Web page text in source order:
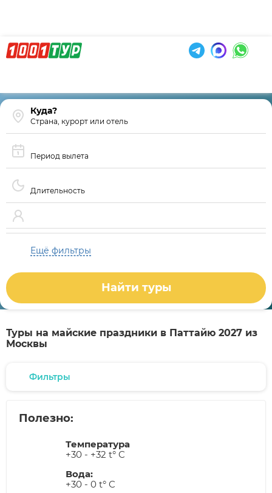
Страна, курорт или отель
Период вылета
Длительность
Ещё фильтры
Найти туры
Туры на майские праздники в Паттайю 2027 из
Москвы
Фильтры
Полезно:
Температура
+30 - +32 t° C
Вода:
+30 - 0 t° C